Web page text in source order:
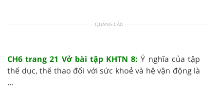
QUẢNG CÁO
CH6 trang 21 Vở bài tập KHTN 8:Ý nghĩa của tập
thể dục, thể thao đối với sức khoẻ và hệ vận động là
...